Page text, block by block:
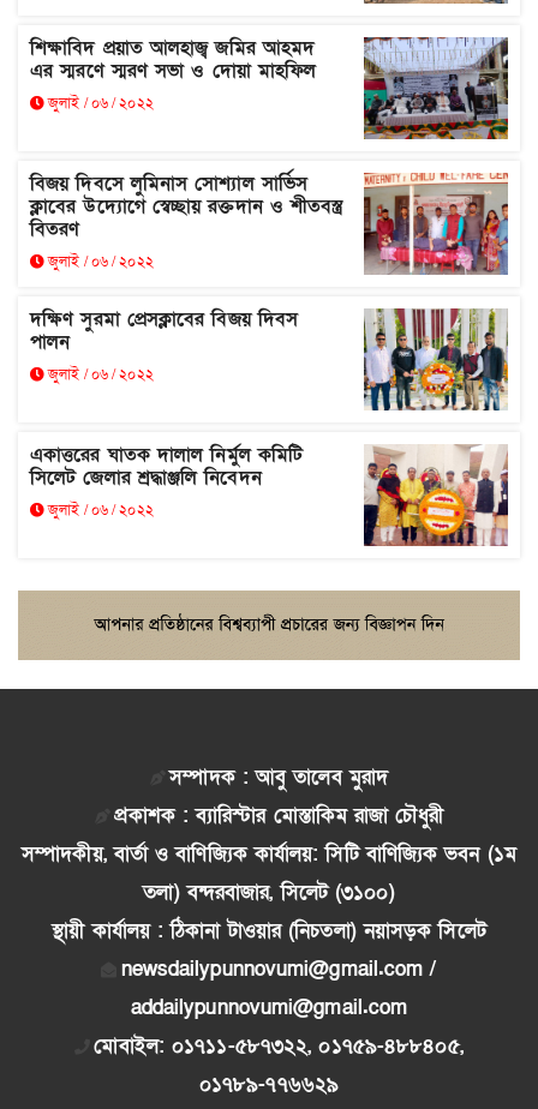
শিক্ষাবিদ প্রয়াত আলহাজ্ব জমির আহমদ
এর স্মরণে স্মরণ সভা ও দোয়া মাহফিল
জুলাই / ০৬ / ২০২২
বিজয় দিবসে লুমিনাস সোশ্যাল সার্ভিস
ক্লাবের উদ্যোগে স্বেচ্ছায় রক্তদান ও শীতবস্ত্র
বিতরণ
জুলাই / ০৬ / ২০২২
দক্ষিণ সুরমা প্রেসক্লাবের বিজয় দিবস
পালন
জুলাই / ০৬ / ২০২২
একাত্তরের ঘাতক দালাল নির্মুল কমিটি
সিলেট জেলার শ্রদ্ধাঞ্জলি নিবেদন
জুলাই / ০৬ / ২০২২
সম্পাদক : আবু তালেব মুরাদ
প্রকাশক : ব্যারিস্টার মোস্তাকিম রাজা চৌধুরী
সম্পাদকীয়, বার্তা ও বাণিজ্যিক কার্যালয়: সিটি বাণিজ্যিক ভবন (১ম
তলা) বন্দরবাজার, সিলেট (৩১০০)
স্থায়ী কার্যালয় : ঠিকানা টাওয়ার (নিচতলা) নয়াসড়ক সিলেট
newsdailypunnovumi@gmail.com /
addailypunnovumi@gmail.com
মোবাইল: ০১৭১১-৫৮৭৩২২, ০১৭৫৯-৪৮৮৪০৫,
০১৭৮৯-৭৭৬৬২৯